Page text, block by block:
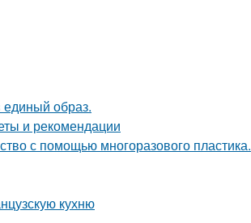
образ.
и рекомендации
с помощью многоразового пластика.
кухню